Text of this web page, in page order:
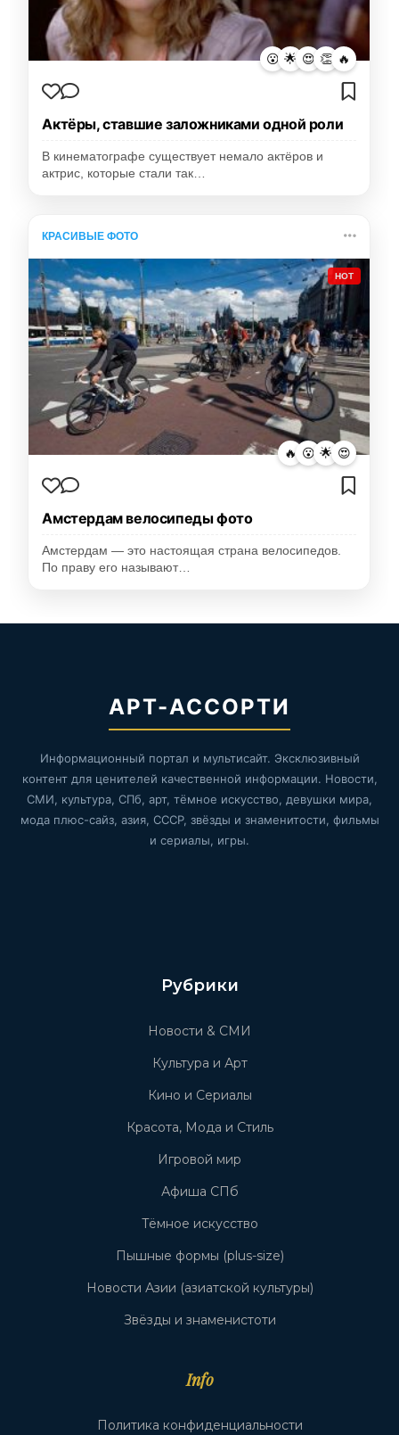
😮 🌟 😍 👏 🔥
Актёры, ставшие заложниками одной роли
В кинематографе существует немало актёров и
актрис, которые стали так…
КРАСИВЫЕ ФОТО
HOT
🔥 😮 🌟 😍
Амстердам велосипеды фото
Амстердам — это настоящая страна велосипедов.
По праву его называют…
АРТ-АССОРТИ
Информационный портал и мультисайт. Эксклюзивный
контент для ценителей качественной информации. Новости,
СМИ, культура, СПб, арт, тёмное искусство, девушки мира,
мода плюс-сайз, азия, СССР, звёзды и знаменитости, фильмы
и сериалы, игры.
Рубрики
Новости & СМИ
Культура и Арт
Кино и Сериалы
Красота, Мода и Стиль
Игровой мир
Афиша СПб
Тёмное искусство
Пышные формы (plus-size)
Новости Азии (азиатской культуры)
Звёзды и знаменистоти
Info
Политика конфиденциальности